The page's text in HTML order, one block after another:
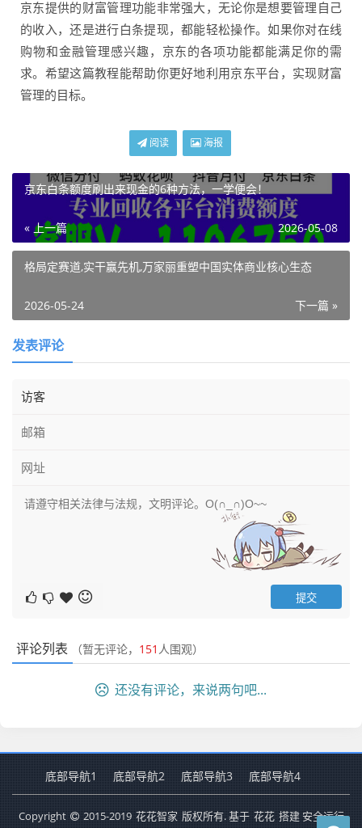
京东提供的财富管理功能非常强大，无论你是想要管理自己
的收入，还是进行白条提现，都能轻松操作。如果你对在线
购物和金融管理感兴趣，京东的各项功能都能满足你的需
求。希望这篇教程能帮助你更好地利用京东平台，实现财富
管理的目标。
阅读 海报
京东白条额度刷出来现金的6种方法，一学便会！
« 上一篇 2026-05-08
格局定赛道,实干赢先机,万家丽重塑中国实体商业核心生态
下一篇 »
2026-05-24
发表评论
评论列表 （暂无评论， 151 人围观）
还没有评论，来说两句吧...
底部导航1 底部导航2 底部导航3 底部导航4
Copyright 2015-2019 花花智家 版权所有. 基于 花花 搭建 安全运行